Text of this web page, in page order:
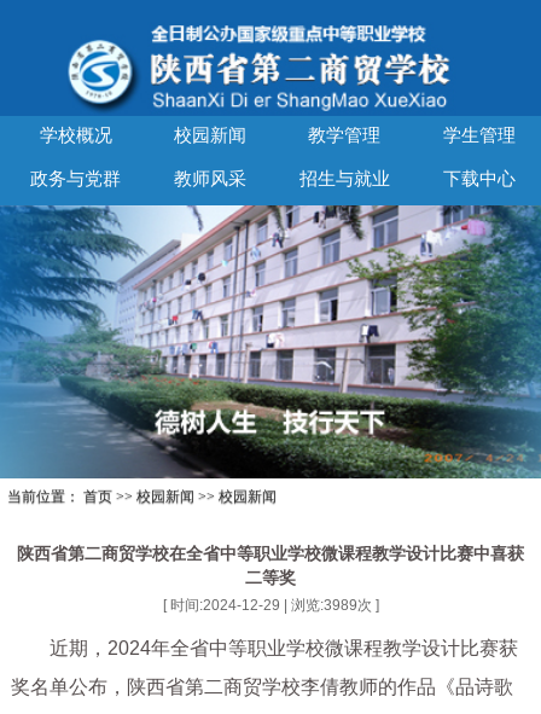
学校概况 校园新闻 教学管理 学生管理
政务与党群 教师风采 招生与就业 下载中心
当前位置： 首页 >> 校园新闻 >> 校园新闻
陕西省第二商贸学校在全省中等职业学校微课程教学设计比赛中喜获
二等奖
[ 时间:2024-12-29 | 浏览:3989次 ]
近期，2024年全省中等职业学校微课程教学设计比赛获
奖名单公布，陕西省第二商贸学校李倩教师的作品《品诗歌